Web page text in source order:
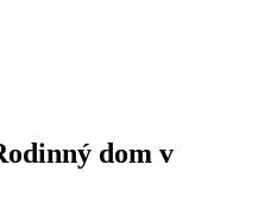
dom v